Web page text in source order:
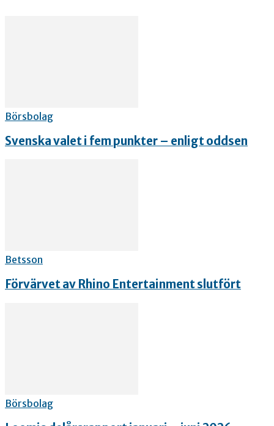
Börsbolag
Svenska valet i fem punkter – enligt oddsen
Betsson
Förvärvet av Rhino Entertainment slutfört
Börsbolag